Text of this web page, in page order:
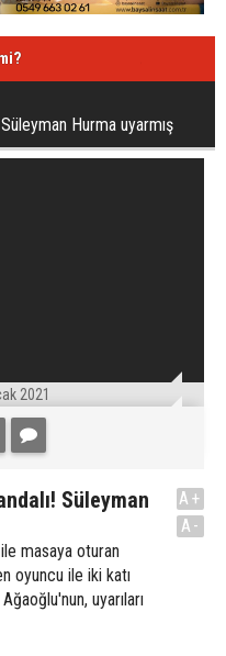
Hurma uyarmış
2021
Süleyman
masaya oturan
oyuncu ile iki katı
uyarıları
A+
A-